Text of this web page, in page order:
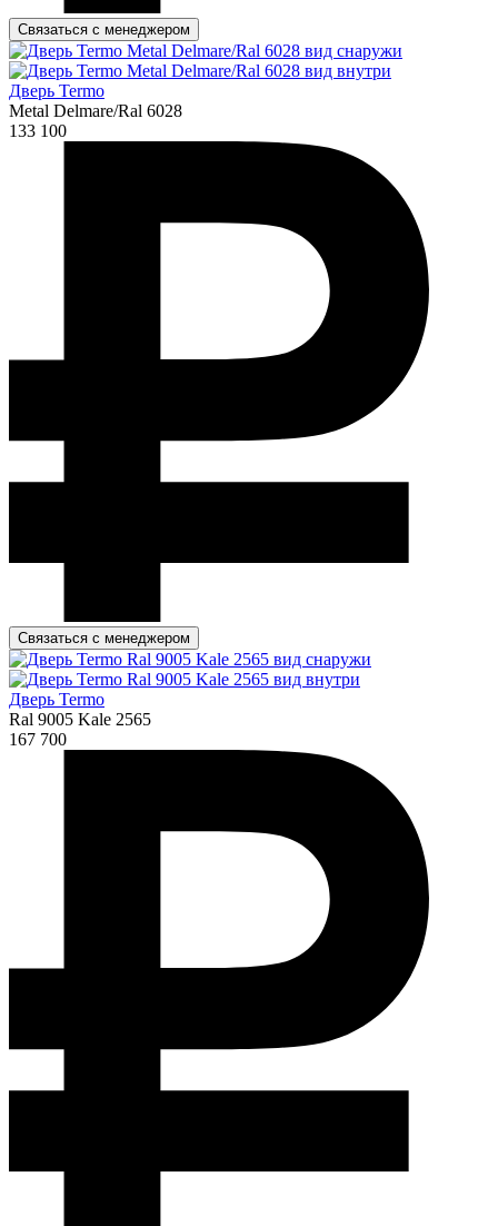
Связаться с менеджером
Дверь Termo
Metal Delmare/Ral 6028
133 100
Связаться с менеджером
Дверь Termo
Ral 9005 Kale 2565
167 700